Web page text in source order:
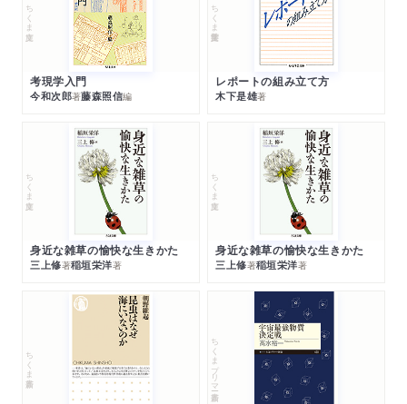
ちくま文庫
考現学入門
今和次郎著藤森照信編
ちくま学芸文庫
レポートの組み立て方
木下是雄著
ちくま文庫
身近な雑草の愉快な生きかた
三上修著稲垣栄洋著
ちくま文庫
身近な雑草の愉快な生きかた
三上修著稲垣栄洋著
ちくま新書 ちくまプリマー新書